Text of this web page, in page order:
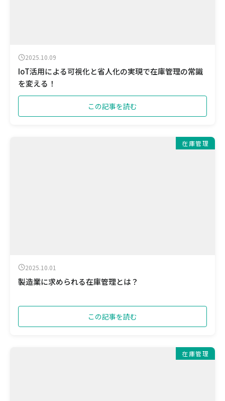
2025.10.09
IoT活用による可視化と省人化の実現で在庫管理の常識
を変える！
この記事を読む
在庫管理
2025.10.01
製造業に求められる在庫管理とは？
この記事を読む
在庫管理